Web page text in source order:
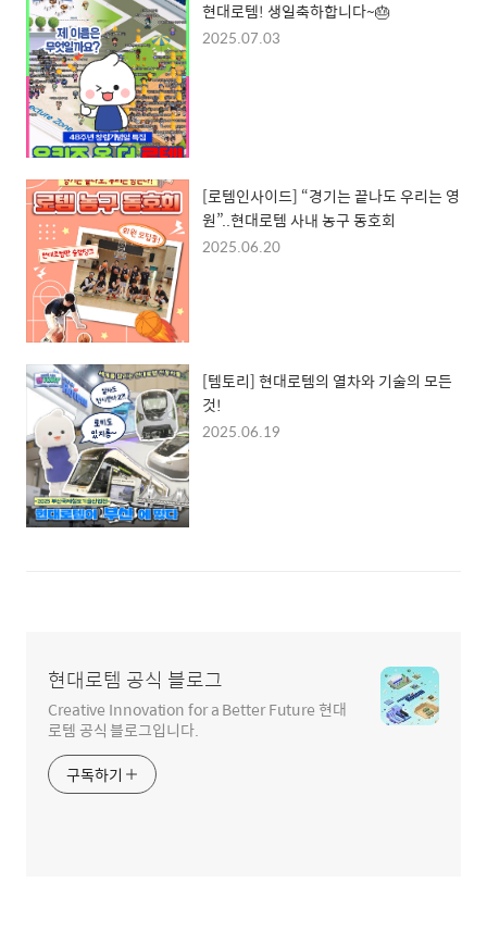
현대로템! 생일축하합니다~🎂
2025.07.03
[로템인사이드] “경기는 끝나도 우리는 영
원”..현대로템 사내 농구 동호회
2025.06.20
[템토리] 현대로템의 열차와 기술의 모든
것!
2025.06.19
현대로템 공식 블로그
Creative Innovation for a Better Future 현대
로템 공식 블로그입니다.
구독하기